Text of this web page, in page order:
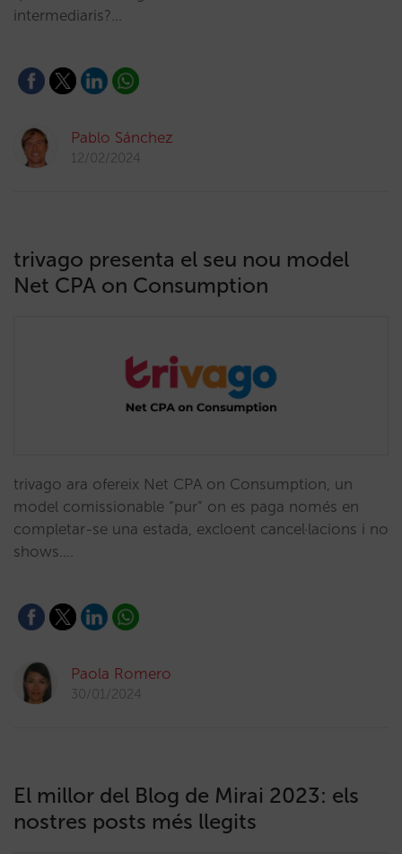
intermediaris?…
Pablo Sánchez
12/02/2024
trivago presenta el seu nou model
Net CPA on Consumption
trivago ara ofereix Net CPA on Consumption, un
model comissionable “pur” on es paga només en
completar-se una estada, excloent cancel·lacions i no
shows.…
Paola Romero
30/01/2024
El millor del Blog de Mirai 2023: els
nostres posts més llegits